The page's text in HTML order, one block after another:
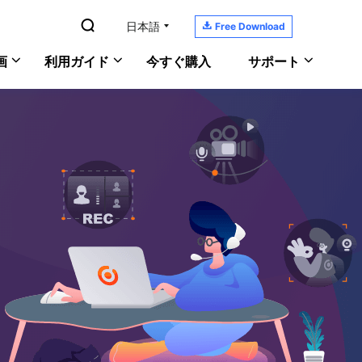
 日本語  Free Download
PC画面/音声/ウェブカメラを録画
ScreenShot
PCでスクリーンショットを撮る
利用ガイド
YouTubeの音楽を録音
Macで画面と音声を記録
PCでゲーム実況を録画
おすすめの録画ソフト
今すぐ購入 サポート
サポートセンター
ガイド、ライセンス、お問い合わせ
ダウンロードセンター
ソフトをダウンロードしよう
ヘルプガイド
あなたの問題を解決
オンラインチャット
何でも聞いてください